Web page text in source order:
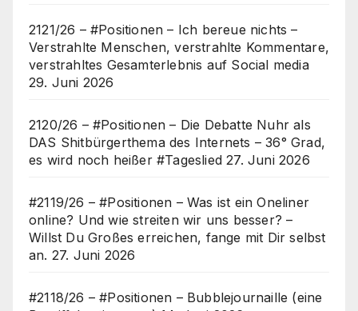
2121/26 – #Positionen – Ich bereue nichts –
Verstrahlte Menschen, verstrahlte Kommentare,
verstrahltes Gesamterlebnis auf Social media
29. Juni 2026
2120/26 – #Positionen – Die Debatte Nuhr als
DAS Shitbürgerthema des Internets – 36° Grad,
es wird noch heißer #Tageslied 27. Juni 2026
#2119/26 – #Positionen – Was ist ein Oneliner
online? Und wie streiten wir uns besser? –
Willst Du Großes erreichen, fange mit Dir selbst
an. 27. Juni 2026
#2118/26 – #Positionen – Bubblejournaille (eine